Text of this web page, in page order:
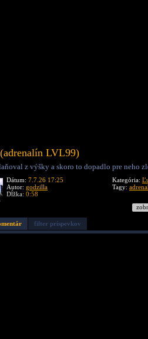
LVL99)
z výšky a skoro to dopadlo pre neho
Dátum: 7.7.26 17:25
Autor: godzilla
Dĺžka: 0:58
Kategória:
Tagy:
filter príspevkov